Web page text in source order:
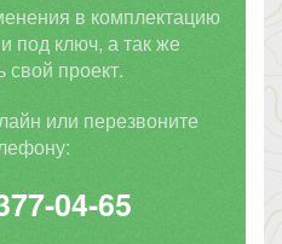
в комплектацию
под ключ, а так же
свой проект.
или перезвоните
04-65